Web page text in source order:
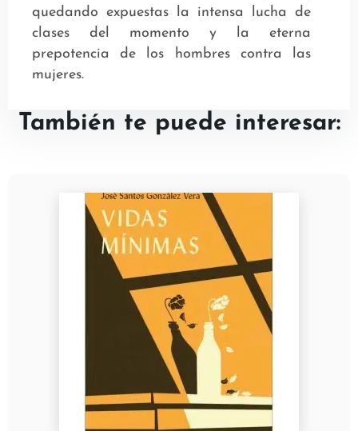
quedando expuestas la intensa lucha de
clases del momento y la eterna
prepotencia de los hombres contra las
mujeres.
También te puede interesar: